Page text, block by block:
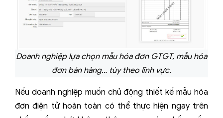
Doanh nghiệp lựa chọn mẫu hóa đơn GTGT, mẫu hóa
đơn bán hàng… tùy theo lĩnh vực.
Nếu doanh nghiệp muốn chủ động thiết kế mẫu hóa
đơn điện tử hoàn toàn có thể thực hiện ngay trên